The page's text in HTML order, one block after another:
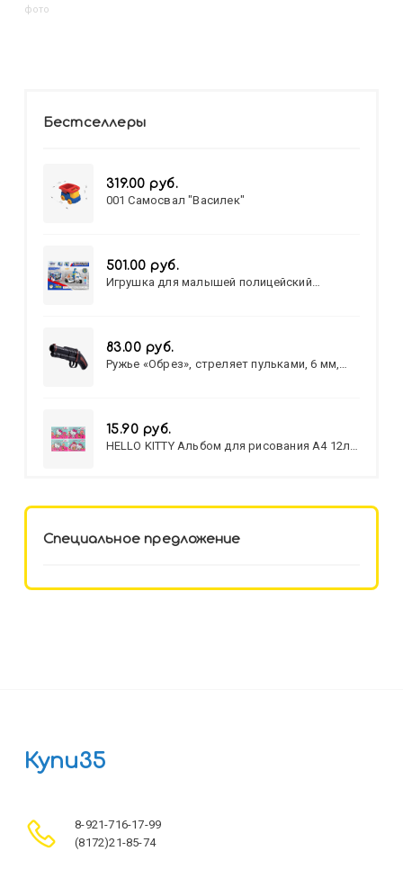
фото
Бестселлеры
319.00 руб.
001 Самосвал "Василек"
501.00 руб.
Игрушка для малышей полицейский
83.00 руб.
Ружье «Обрез», стреляет пульками, 6 мм,
15.90 руб.
HELLO KITTY Альбом для рисования А4 12л.
Специальное предложение
Купи35
8-921-716-17-99
(8172)21-85-74